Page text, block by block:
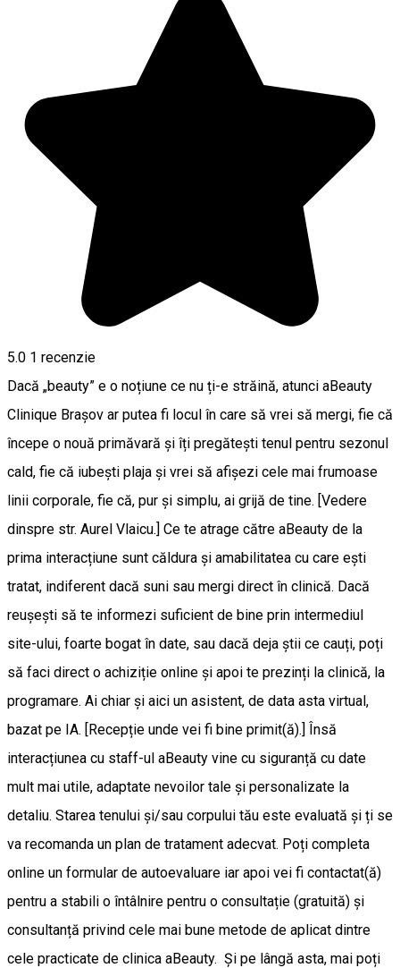
5.0 1 recenzie
Dacă „beauty” e o noțiune ce nu ți-e străină, atunci aBeauty
Clinique Brașov ar putea fi locul în care să vrei să mergi, fie că
începe o nouă primăvară și îți pregătești tenul pentru sezonul
cald, fie că iubești plaja și vrei să afișezi cele mai frumoase
linii corporale, fie că, pur și simplu, ai grijă de tine. [Vedere
dinspre str. Aurel Vlaicu.] Ce te atrage către aBeauty de la
prima interacțiune sunt căldura și amabilitatea cu care ești
tratat, indiferent dacă suni sau mergi direct în clinică. Dacă
reușești să te informezi suficient de bine prin intermediul
site-ului, foarte bogat în date, sau dacă deja știi ce cauți, poți
să faci direct o achiziție online și apoi te prezinți la clinică, la
programare. Ai chiar și aici un asistent, de data asta virtual,
bazat pe IA. [Recepție unde vei fi bine primit(ă).] Însă
interacțiunea cu staff-ul aBeauty vine cu siguranță cu date
mult mai utile, adaptate nevoilor tale și personalizate la
detaliu. Starea tenului și/sau corpului tău este evaluată și ți se
va recomanda un plan de tratament adecvat. Poți completa
online un formular de autoevaluare iar apoi vei fi contactat(ă)
pentru a stabili o întâlnire pentru o consultație (gratuită) și
consultanță privind cele mai bune metode de aplicat dintre
cele practicate de clinica aBeauty. Și pe lângă asta, mai poți